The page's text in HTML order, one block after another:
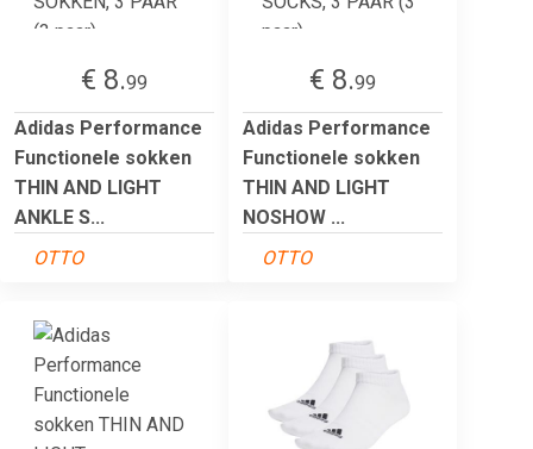
€ 8.99
Adidas Performance
Functionele sokken
THIN AND LIGHT
ANKLE S...
OTTO
€ 8.99
Adidas Performance
Functionele sokken
THIN AND LIGHT
NOSHOW ...
OTTO